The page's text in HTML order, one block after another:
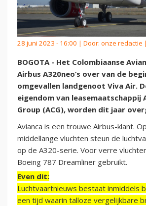
28 juni 2023 - 16:00 | Door: onze redactie
BOGOTA - Het Colombiaanse
Airbus A320neo’s over van de
omgevallen landgenoot Viva Air.
eigendom van leasemaatschappij
Group (ACG), worden dit jaar
Avianca is een trouwe Airbus-klant.
middellange vluchten steun de
op de A320-serie. Voor verre
Boeing 787 Dreamliner gebruikt.
Even dit:
Luchtvaartnieuws bestaat inmiddels
een tijd waarin talloze vergelijkbare